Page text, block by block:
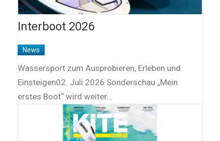
Interboot 2026
News
Wassersport zum Ausprobieren, Erleben und
Einsteigen02. Juli 2026 Sonderschau „Mein
erstes Boot“ wird weiter…